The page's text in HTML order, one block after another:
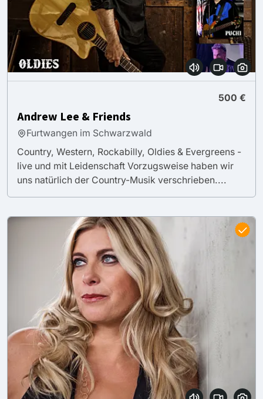
500 €
Andrew Lee & Friends
Furtwangen im Schwarzwald
Country, Western, Rockabilly, Oldies & Evergreens -
live und mit Leidenschaft Vorzugsweise haben wir
uns natürlich der Country-Musik verschrieben....